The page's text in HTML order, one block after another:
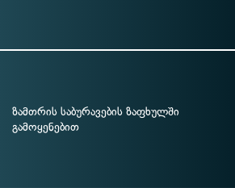
ზამთრის საბურავების ზაფხულში
გამოყენებით